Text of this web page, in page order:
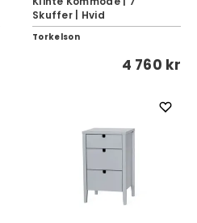
Skuffer | Hvid
Torkelson
4 760 kr